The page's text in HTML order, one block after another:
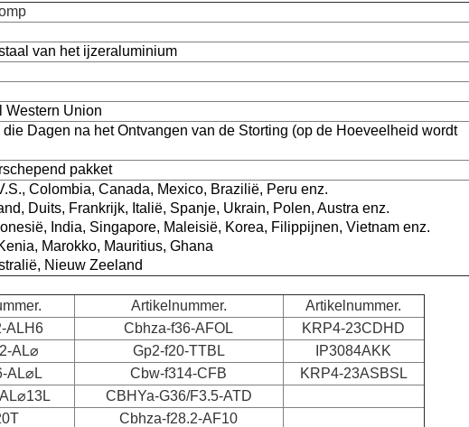
van het ijzeraluminium
Western Union
Dagen na het Ontvangen van de Storting (op de Hoeveelheid wordt
pakket
Colombia, Canada, Mexico, Brazilië, Peru enz.
Duits, Frankrijk, Italië, Spanje, Ukrain, Polen, Austra enz.
India, Singapore, Maleisië, Korea, Filippijnen, Vietnam enz.
Marokko, Mauritius, Ghana
Nieuw Zeeland
Artikelnummer.
Artikelnummer.
ALH6
Cbhza-f36-AFOL
KRP4-23CDHD
AL⌀
Gp2-f20-TTBL
IP3084AKK
AL⌀L
Cbw-f314-CFB
KRP4-23ASBSL
CBHYa-G36/F3.5-ATD
Cbhza-f28.2-AF10